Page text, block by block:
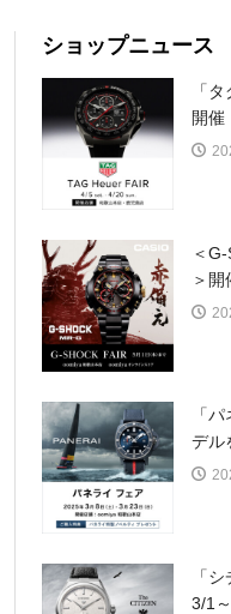
ショップニュース
「
開催
＜
＞
「
デル
「
3/1